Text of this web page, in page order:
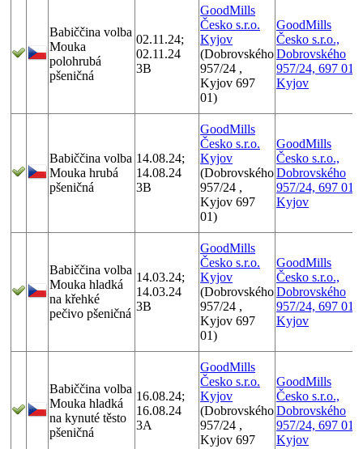
Babiččina volba
Mouka
polohrubá
pšeničná
02.11.24;
02.11.24
3B
GoodMills
Česko s.r.o.
Kyjov
(Dobrovského
957/24 ,
Kyjov 697
01)
GoodMills
Česko s.r.o.,
Dobrovského
957/24, 697 01
Kyjov
Babiččina volba
Mouka hrubá
pšeničná
14.08.24;
14.08.24
3B
GoodMills
Česko s.r.o.
Kyjov
(Dobrovského
957/24 ,
Kyjov 697
01)
GoodMills
Česko s.r.o.,
Dobrovského
957/24, 697 01
Kyjov
Babiččina volba
Mouka hladká
na křehké
pečivo pšeničná
14.03.24;
14.03.24
3B
GoodMills
Česko s.r.o.
Kyjov
(Dobrovského
957/24 ,
Kyjov 697
01)
GoodMills
Česko s.r.o.,
Dobrovského
957/24, 697 01
Kyjov
Babiččina volba
Mouka hladká
na kynuté těsto
pšeničná
16.08.24;
16.08.24
3A
GoodMills
Česko s.r.o.
Kyjov
(Dobrovského
957/24 ,
Kyjov 697
GoodMills
Česko s.r.o.,
Dobrovského
957/24, 697 01
Kyjov